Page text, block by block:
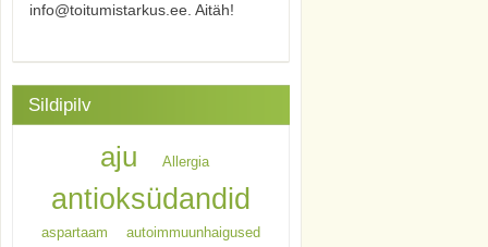
info@toitumistarkus.ee. Aitäh!
Sildipilv
aju Allergia
antioksüdandid
aspartaam autoimmuunhaigused